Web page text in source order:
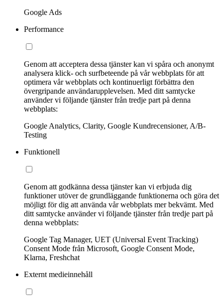
Google Ads
Performance
Genom att acceptera dessa tjänster kan vi spåra och anonymt
analysera klick- och surfbeteende på vår webbplats för att
optimera vår webbplats och kontinuerligt förbättra den
övergripande användarupplevelsen. Med ditt samtycke
använder vi följande tjänster från tredje part på denna
webbplats:
Google Analytics, Clarity, Google Kundrecensioner, A/B-
Testing
Funktionell
Genom att godkänna dessa tjänster kan vi erbjuda dig
funktioner utöver de grundläggande funktionerna och göra det
möjligt för dig att använda vår webbplats mer bekvämt. Med
ditt samtycke använder vi följande tjänster från tredje part på
denna webbplats:
Google Tag Manager, UET (Universal Event Tracking)
Consent Mode från Microsoft, Google Consent Mode,
Klarna, Freshchat
Externt medieinnehåll